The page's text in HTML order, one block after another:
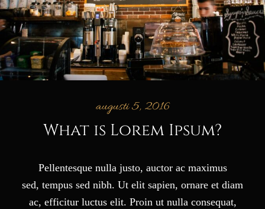
augusti 5, 2016
What is Lorem Ipsum?
Pellentesque nulla justo, auctor ac maximus
sed, tempus sed nibh. Ut elit sapien, ornare et diam
ac, efficitur luctus elit. Proin ut nulla consequat,